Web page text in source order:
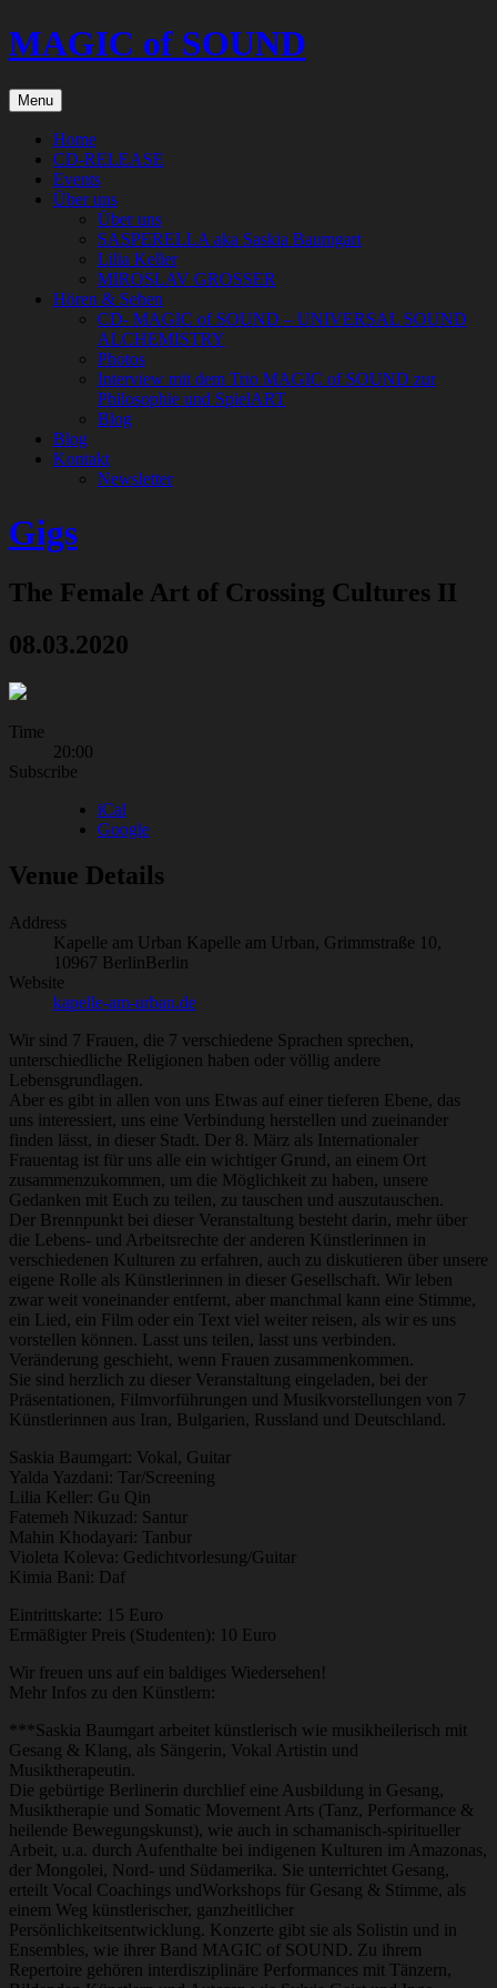
Skip
to
MAGIC of SOUND
Menu
Home
CD-RELEASE
Events
Über uns
Über uns
SASPERELLA aka Saskia Baumgart
Lilia Keller
MIROSLAV GROSSER
Hören & Sehen
CD- MAGIC of SOUND – UNIVERSAL SOUND
ALCHEMISTRY
Photos
Interview mit dem Trio MAGIC of SOUND zur
Philosophie und SpielART
Blog
Blog
Kontakt
Newsletter
Gigs
The Female Art of Crossing Cultures II
08.03.2020
Gig
Details
Time
20:00
Subscribe
iCal
Google
Venue Details
Address
Kapelle am Urban Kapelle am Urban, Grimmstraße 10,
10967 BerlinBerlin
Website
kapelle-am-urban.de
Wir sind 7 Frauen, die 7 verschiedene Sprachen sprechen,
unterschiedliche Religionen haben oder völlig andere
Lebensgrundlagen.
Aber es gibt in allen von uns Etwas auf einer tieferen Ebene, das
uns interessiert, uns eine Verbindung herstellen und zueinander
finden lässt, in dieser Stadt. Der 8. März als Internationaler
Frauentag ist für uns alle ein wichtiger Grund, an einem Ort
zusammenzukommen, um die Möglichkeit zu haben, unsere
Gedanken mit Euch zu teilen, zu tauschen und auszutauschen.
Der Brennpunkt bei dieser Veranstaltung besteht darin, mehr über
die Lebens- und Arbeitsrechte der anderen Künstlerinnen in
verschiedenen Kulturen zu erfahren, auch zu diskutieren über unsere
eigene Rolle als Künstlerinnen in dieser Gesellschaft. Wir leben
zwar weit voneinander entfernt, aber manchmal kann eine Stimme,
ein Lied, ein Film oder ein Text viel weiter reisen, als wir es uns
vorstellen können. Lasst uns teilen, lasst uns verbinden.
Veränderung geschieht, wenn Frauen zusammenkommen.
Sie sind herzlich zu dieser Veranstaltung eingeladen, bei der
Präsentationen, Filmvorführungen und Musikvorstellungen von 7
Künstlerinnen aus Iran, Bulgarien, Russland und Deutschland.
Saskia Baumgart: Vokal, Guitar
Yalda Yazdani: Tar/Screening
Lilia Keller: Gu Qin
Fatemeh Nikuzad: Santur
Mahin Khodayari: Tanbur
Violeta Koleva: Gedichtvorlesung/Guitar
Kimia Bani: Daf
Eintrittskarte: 15 Euro
Ermäßigter Preis (Studenten): 10 Euro
Wir freuen uns auf ein baldiges Wiedersehen!
Mehr Infos zu den Künstlern:
***Saskia Baumgart arbeitet künstlerisch wie musikheilerisch mit
Gesang & Klang, als Sängerin, Vokal Artistin und
Musiktherapeutin.
Die gebürtige Berlinerin durchlief eine Ausbildung in Gesang,
Musiktherapie und Somatic Movement Arts (Tanz, Performance &
heilende Bewegungskunst), wie auch in schamanisch-spiritueller
Arbeit, u.a. durch Aufenthalte bei indigenen Kulturen im Amazonas,
der Mongolei, Nord- und Südamerika. Sie unterrichtet Gesang,
erteilt Vocal Coachings undWorkshops für Gesang & Stimme, als
einem Weg künstlerischer, ganzheitlicher
Persönlichkeitsentwicklung. Konzerte gibt sie als Solistin und in
Ensembles, wie ihrer Band MAGIC of SOUND. Zu ihrem
Repertoire gehören interdisziplinäre Performances mit Tänzern,